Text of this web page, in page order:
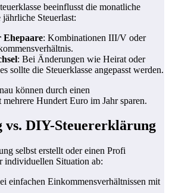
beeinflusst die monatliche
Steuerlast:
Ehepaare: Kombinationen III/V oder
: Bei Änderungen wie Heirat oder
sollte die Steuerklasse angepasst werden.
können durch einen
mehrere Hundert Euro im Jahr sparen.
vs. DIY-Steuererklärung
selbst erstellt oder einen Profi
individuellen Situation ab:
einfachen Einkommensverhältnissen mit